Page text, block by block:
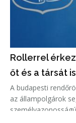
Rollerrel
őt és a társát
A budapesti
az állampolgárok